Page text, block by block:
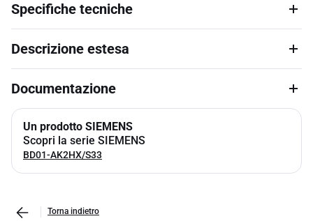
Specifiche tecniche
Descrizione estesa
Documentazione
Un prodotto SIEMENS
Scopri la serie SIEMENS
BD01-AK2HX/S33
Torna indietro